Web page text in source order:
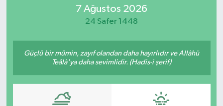
7 Ağustos 2026
24 Safer 1448
Güçlü bir mümin, zayıf olandan daha hayırlıdır ve Allâhü
Teâlâ'ya daha sevimlidir. (Hadis-i şerif)
ÖZEL HABER
RESMİ İLANLAR
SAĞLIK